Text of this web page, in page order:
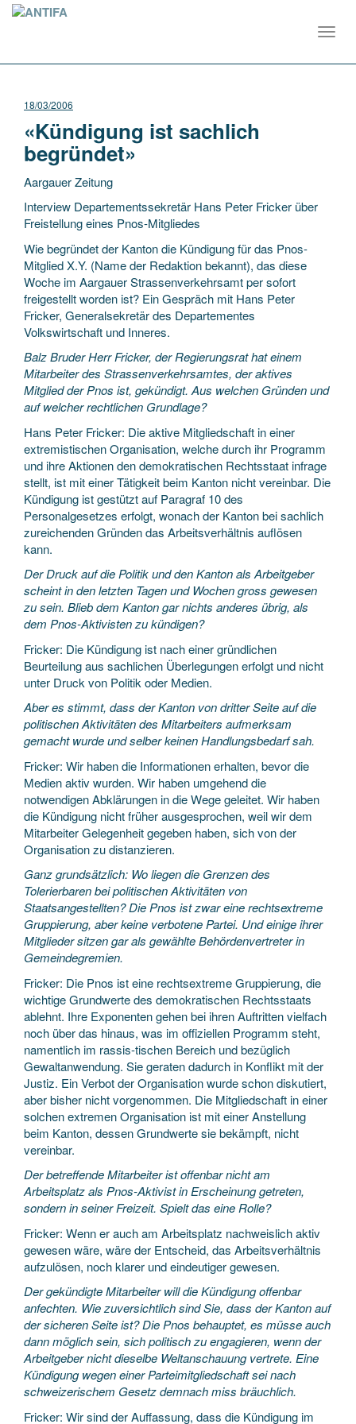
18/03/2006
«Kündigung ist sachlich
begründet»
Aargauer Zeitung
Interview Departementssekretär Hans Peter Fricker über
Freistellung eines Pnos-Mitgliedes
Wie begründet der Kanton die Kündigung für das Pnos-
Mitglied X.Y. (Name der Redaktion bekannt), das diese
Woche im Aargauer Strassenverkehrsamt per sofort
freigestelltworden ist? Ein Gespräch mit Hans Peter
Fricker, Generalsekretär des Departementes
Volkswirtschaft und Inneres.
Balz Bruder Herr Fricker, der Regierungsrat hat einem
Mitarbeiter des Strassenverkehrsamtes, der aktives
Mitglied der Pnos ist, gekündigt. Aus welchen Gründen und
auf welcher rechtlichen Grundlage?
Hans Peter Fricker: Die aktive Mitgliedschaft in einer
extremistischen Organisation, welche durch ihr Programm
und ihre Aktionen den demokratischen Rechtsstaat infrage
stellt, ist mit einer Tätigkeit beim Kanton nicht vereinbar. Die
Kündigung ist gestützt auf Paragraf 10 des
Personalgesetzes erfolgt, wonach der Kanton bei sachlich
zureichenden Gründen das Arbeitsverhältnis auflösen
kann.
Der Druck auf die Politik und den Kanton als Arbeitgeber
scheint in den letzten Tagen und Wochen gross gewesen
zu sein. Blieb dem Kanton gar nichts anderes übrig, als
dem Pnos-Aktivisten zu kündigen?
Fricker: Die Kündigung ist nach einer gründlichen
Beurteilung aus sachlichen Überlegungen erfolgt und nicht
unter Druck von Politik oder Medien.
Aber es stimmt, dass der Kanton von dritter Seite auf die
politischen Aktivitäten des Mitarbeiters aufmerksam
gemacht wurde und selber keinen Handlungsbedarf sah.
Fricker: Wir haben die Informationen erhalten, bevor die
Medien aktiv wurden. Wir haben umgehend die
notwendigen Abklärungen in die Wege geleitet. Wir haben
die Kündigung nicht früher ausgesprochen, weil wir dem
Mitarbeiter Gelegenheit gegeben haben, sich von der
Organisation zu distanzieren.
Ganz grundsätzlich: Wo liegen die Grenzen des
Tolerierbaren bei politischen Aktivitäten von
Staatsangestellten? Die Pnos ist zwar eine rechtsextreme
Gruppierung, aber keine verbotene Partei. Und einige ihrer
Mitglieder sitzen gar als gewählte Behördenvertreter in
Gemeindegremien.
Fricker: Die Pnos ist eine rechtsextreme Gruppierung, die
wichtige Grundwerte des demokratischen Rechtsstaats
ablehnt. Ihre Exponenten gehen bei ihren Auftritten vielfach
noch über das hinaus, was im offiziellen Programm steht,
namentlich im rassis-tischen Bereich und bezüglich
Gewaltanwendung. Sie geraten dadurch in Konflikt mit der
Justiz. Ein Verbot der Organisation wurde schon diskutiert,
aber bisher nicht vorgenommen. Die Mitgliedschaft in einer
solchen extremen Organisation ist mit einer Anstellung
beim Kanton, dessen Grundwerte sie bekämpft, nicht
vereinbar.
Der betreffende Mitarbeiter ist offenbar nicht am
Arbeitsplatz als Pnos-Aktivist in Erscheinung getreten,
sondern in seiner Freizeit. Spielt das eine Rolle?
Fricker: Wenn er auch am Arbeitsplatz nachweislich aktiv
gewesen wäre, wäre der Entscheid, das Arbeitsverhältnis
aufzulösen, noch klarer und eindeutiger gewesen.
Der gekündigte Mitarbeiter will die Kündigung offenbar
anfechten. Wie zuversichtlich sind Sie, dass der Kanton auf
der sicheren Seite ist? Die Pnos behauptet, es müsse auch
dann möglich sein, sich politisch zu engagieren, wenn der
Arbeitgeber nicht dieselbe Weltanschauung vertrete. Eine
Kündigung wegen einer Parteimitgliedschaft sei nach
schweizerischem Gesetz demnach miss bräuchlich.
Fricker: Wir sind der Auffassung, dass die Kündigung im